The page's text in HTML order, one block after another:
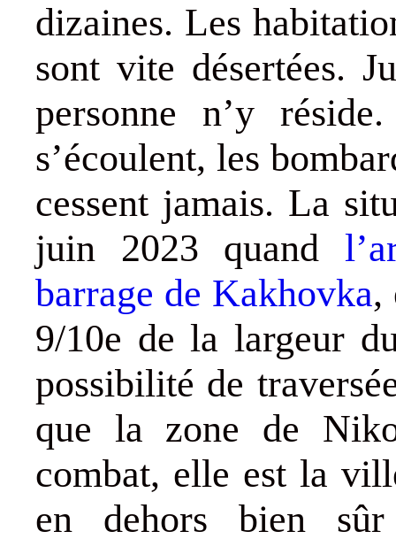
dizaines. Les
sont vite désertées.
personne n’y
s’écoulent, les
cessent jamais. La
juin 2023 quand
barrage de Kakhovka,
9/10e de la largeur
possibilité de
que la zone de
combat, elle est la
en dehors bien